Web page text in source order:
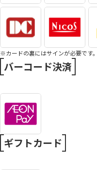
※カードの裏にはサインが必要です。
バーコード決済
ギフトカード